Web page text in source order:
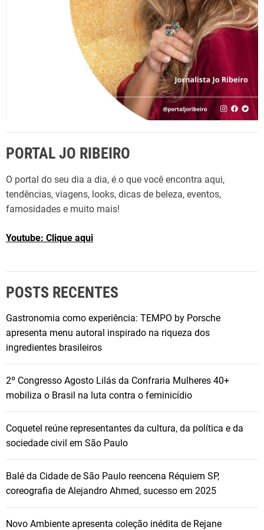
PORTAL JO RIBEIRO
O portal do seu dia a dia, é o que você encontra aqui,
tendências, viagens, looks, dicas de beleza, eventos,
famosidades e muito mais!
Youtube: Clique aqui
POSTS RECENTES
Gastronomia como experiência: TEMPO by Porsche
apresenta menu autoral inspirado na riqueza dos
ingredientes brasileiros
2º Congresso Agosto Lilás da Confraria Mulheres 40+
mobiliza o Brasil na luta contra o feminicídio
Coquetel reúne representantes da cultura, da política e da
sociedade civil em São Paulo
Balé da Cidade de São Paulo reencena Réquiem SP,
coreografia de Alejandro Ahmed, sucesso em 2025
Novo Ambiente apresenta coleção inédita de Rejane